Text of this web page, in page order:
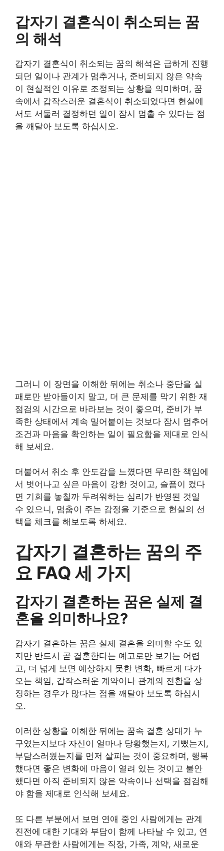
갑자기 결혼식이 취소되는 꿈
의 해석
갑자기 결혼식이 취소되는 꿈의 해석은 급하게 진행
되던 일이나 관계가 멈추거나, 준비되지 않은 약속
이 현실적인 이유로 조정되는 상황을 의미하며, 꿈
속에서 갑작스러운 결혼식이 취소되었다면 현실에
서도 서둘러 결정하던 일이 잠시 멈출 수 있다는 점
을 깨달아 보도록 하십시오.
그러니 이 장면을 이해한 뒤에는 취소나 중단을 실
패로만 받아들이지 말고, 더 큰 문제를 막기 위한 재
점검의 시간으로 바라보는 것이 좋으며, 준비가 부
족한 상태에서 계속 밀어붙이는 것보다 잠시 멈추어
조건과 마음을 확인하는 일이 필요함을 제대로 인식
해 보세요.
더불어서 취소 후 안도감을 느꼈다면 무리한 책임에
서 벗어나고 싶은 마음이 강한 것이고, 슬픔이 컸다
면 기회를 놓칠까 두려워하는 심리가 반영된 것일
수 있으니, 멈춤이 주는 감정을 기준으로 현실의 선
택을 체크를 해보도록 하세요.
갑자기 결혼하는 꿈의 주
요 FAQ 세 가지
갑자기 결혼하는 꿈은 실제 결
혼을 의미하나요?
갑자기 결혼하는 꿈은 실제 결혼을 의미할 수도 있
지만 반드시 곧 결혼한다는 예고로만 보기는 어렵
고, 더 넓게 보면 예상하지 못한 변화, 빠르게 다가
오는 책임, 갑작스러운 계약이나 관계의 전환을 상
징하는 경우가 많다는 점을 깨달아 보도록 하십시
오.
이러한 상황을 이해한 뒤에는 꿈속 결혼 상대가 누
구였는지보다 자신이 얼마나 당황했는지, 기뻤는지,
부담스러웠는지를 먼저 살피는 것이 중요하며, 행복
했다면 좋은 변화에 마음이 열려 있는 것이고 불안
했다면 아직 준비되지 않은 약속이나 선택을 점검해
야 함을 제대로 인식해 보세요.
또 다른 부분에서 보면 연애 중인 사람에게는 관계
진전에 대한 기대와 부담이 함께 나타날 수 있고, 연
애와 무관한 사람에게는 직장, 가족, 계약, 새로운